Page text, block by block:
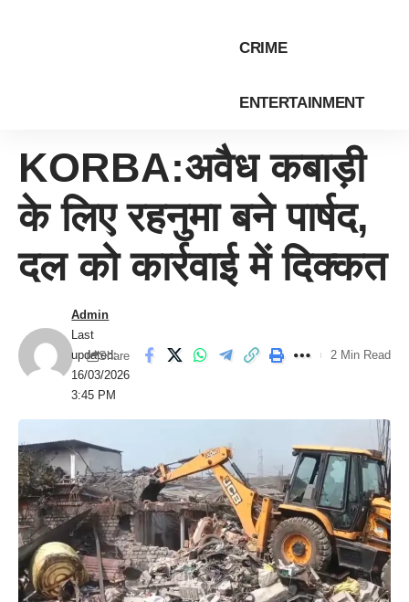
CRIME
ENTERTAINMENT
KORBA:अवैध कबाड़ी
के लिए रहनुमा बने पार्षद,
दल को कार्रवाई में दिक्कत
Last
updated:
16/03/2026
3:45 PM
Admin
Share 2 Min Read